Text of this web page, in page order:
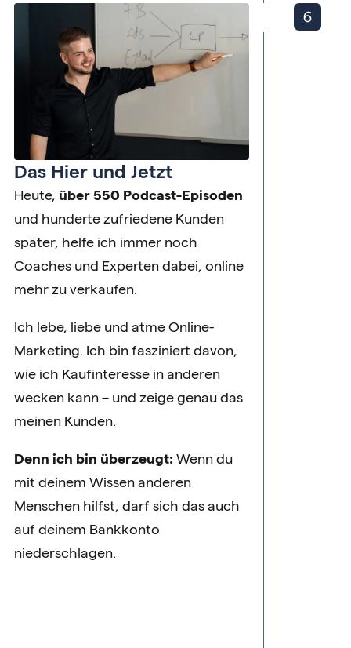
Das Hier und Jetzt
Heute, über 550 Podcast-Episoden
und hunderte zufriedene Kunden
später, helfe ich immer noch
Coaches und Experten dabei, online
mehr zu verkaufen.
Ich lebe, liebe und atme Online-
Marketing. Ich bin fasziniert davon,
wie ich Kaufinteresse in anderen
wecken kann – und zeige genau das
meinen Kunden.
Denn ich bin überzeugt: Wenn du
mit deinem Wissen anderen
Menschen hilfst, darf sich das auch
auf deinem Bankkonto
niederschlagen.